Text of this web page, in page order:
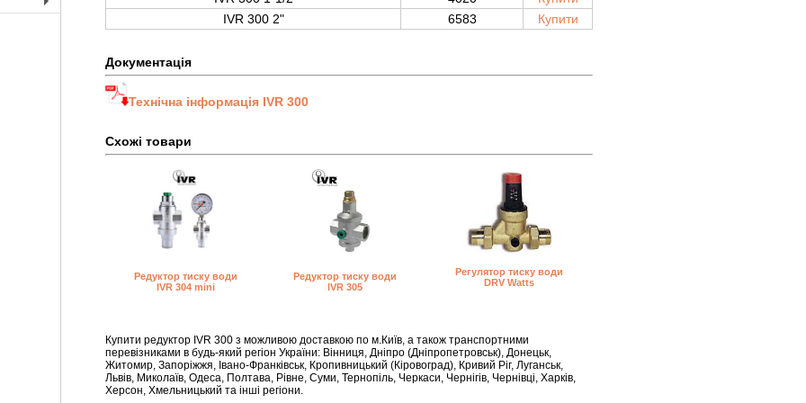
+
IVR 300 2"
6583 Купити
Документація
Технічна інформація IVR 300
Схожі товари
Редуктор тиску води
IVR 304 mini
Редуктор тиску води
IVR 305
Регулятор тиску води
DRV Watts
Купити редуктор IVR 300 з можливою доставкою по м.Київ, а також транспортними
перевізниками в будь-який регіон України: Вінниця, Дніпро (Дніпропетровськ), Донецьк,
Житомир, Запоріжжя, Івано-Франківськ, Кропивницький (Кіровоград), Кривий Ріг, Луганськ,
Львів, Миколаїв, Одеса, Полтава, Рівне, Суми, Тернопіль, Черкаси, Чернігів, Чернівці, Харків,
Херсон, Хмельницький та інші регіони.